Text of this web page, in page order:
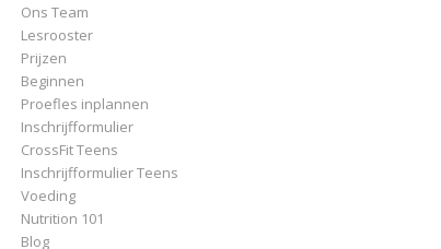
Ons Team
Lesrooster
Prijzen
Beginnen
Proefles inplannen
Inschrijfformulier
CrossFit Teens
Inschrijfformulier Teens
Voeding
Nutrition 101
Blog